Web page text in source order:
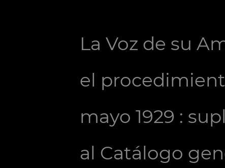
La Voz de su
el
mayo 1929 :
al Catálogo